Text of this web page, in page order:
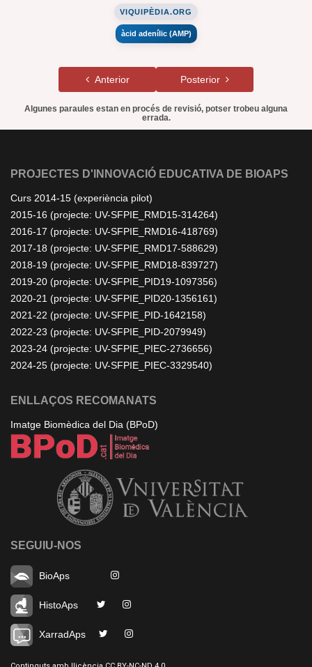
VIQUIPÈDIA.ORG
àcid adenílic (AMP)
Anterior Posterior
Algunes paraules estan en procés de revisió, potser trobeu alguna
errada.
PROJECTES D'INNOVACIÓ EDUCATIVA DE BIOAPS
Curs 2014-15 (experiència pilot)
2015-16 (projecte: UV-SFPIE_RMD15-314264)
2016-17 (projecte: UV-SFPIE_RMD16-418769)
2017-18 (projecte: UV-SFPIE_RMD17-588629)
2018-19 (projecte: UV-SFPIE_RMD18-839727)
2019-20 (projecte: UV-SFPIE_PID19-1097356)
2020-21 (projecte: UV-SFPIE_PID20-1356161)
2021-22 (projecte: UV-SFPIE_PID-1642158)
2022-23 (projecte: UV-SFPIE_PID-2079949)
2023-24 (projecte: UV-SFPIE_PIEC-2736656)
2024-25 (projecte: UV-SFPIE_PIEC-3329540)
ENLLAÇOS RECOMANATS
Imatge Biomèdica del Dia (BPoD)
SEGUIU-NOS
BioAps
HistoAps
XarradAps